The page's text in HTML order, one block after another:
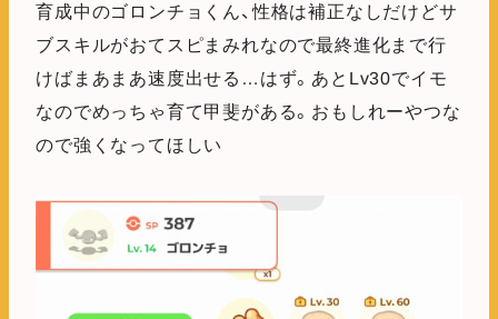
育成中のゴロンチョくん、性格は補正なしだけどサ
ブスキルがおてスピまみれなので最終進化まで行
けばまあまあ速度出せる…はず。あとLv30でイモ
なのでめっちゃ育て甲斐がある。おもしれーやつな
ので強くなってほしい